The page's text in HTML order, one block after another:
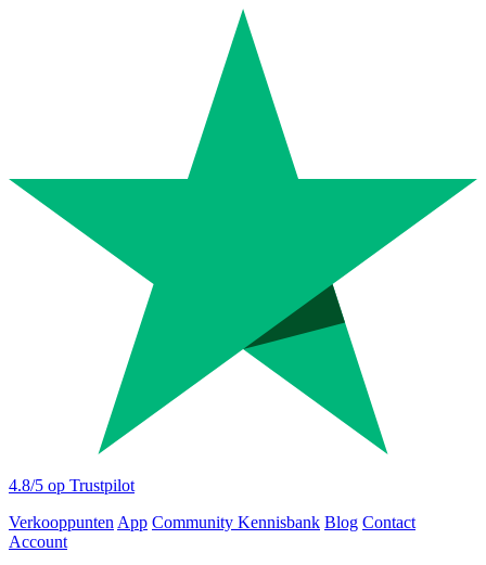
4.8/5 op Trustpilot
Verkooppunten App Community Kennisbank Blog Contact
Account